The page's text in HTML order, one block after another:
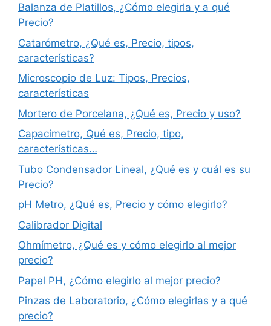
Balanza de Platillos, ¿Cómo elegirla y a qué
Precio?
Catarómetro, ¿Qué es, Precio, tipos,
características?
Microscopio de Luz: Tipos, Precios,
características
Mortero de Porcelana, ¿Qué es, Precio y uso?
Capacimetro, Qué es, Precio, tipo,
características…
Tubo Condensador Lineal, ¿Qué es y cuál es su
Precio?
pH Metro, ¿Qué es, Precio y cómo elegirlo?
Calibrador Digital
Ohmímetro, ¿Qué es y cómo elegirlo al mejor
precio?
Papel PH, ¿Cómo elegirlo al mejor precio?
Pinzas de Laboratorio, ¿Cómo elegirlas y a qué
precio?